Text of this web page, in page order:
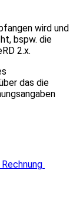
wird und
bspw. die
2.x.
das die